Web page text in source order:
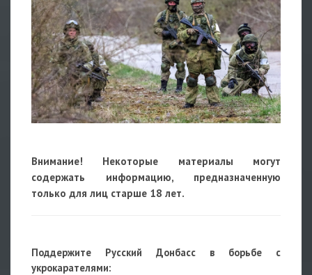
Внимание! Некоторые материалы могут
содержать информацию, предназначенную
только для лиц старше 18 лет.
Поддержите Русский Донбасс в борьбе с
укрокарателями: